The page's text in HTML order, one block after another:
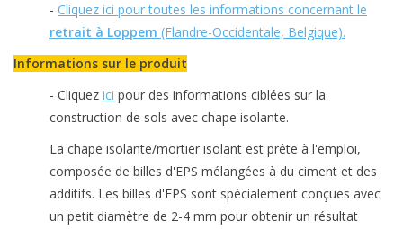
- Cliquez ici pour toutes les informations concernant le
retrait à Loppem (Flandre-Occidentale, Belgique).
Informations sur le produit
- Cliquez ici pour des informations ciblées sur la
construction de sols avec chape isolante.
La chape isolante/mortier isolant est prête à l'emploi,
composée de billes d'EPS mélangées à du ciment et des
additifs. Les billes d'EPS sont spécialement conçues avec
un petit diamètre de 2-4 mm pour obtenir un résultat